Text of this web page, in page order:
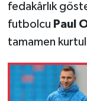
fedakârlık
futbolcu Paul
tamamen